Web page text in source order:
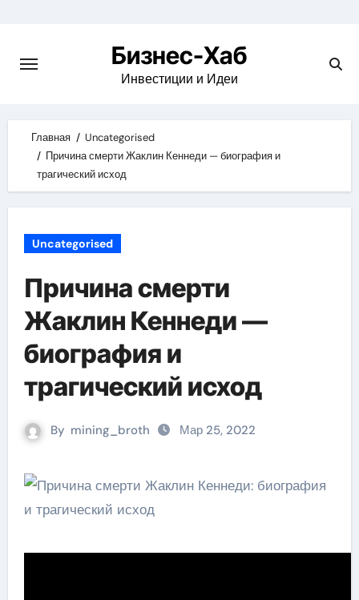
content
Бизнес-Хаб
Инвестиции и Идеи
Главная
Uncategorised
Причина смерти Жаклин Кеннеди — биография и
трагический исход
Uncategorised
Причина смерти
Жаклин Кеннеди —
биография и
трагический исход
By mining_broth Мар 25, 2022